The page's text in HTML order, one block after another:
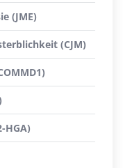
(JME)
(CJM)
HGA)